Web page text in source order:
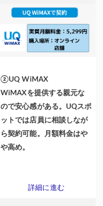
②UQ WiMAX
WiMAXを提供する親元な
ので安心感がある。UQスポ
ットでは店員に相談しなが
ら契約可能。月額料金はや
や高め。
詳細に進む